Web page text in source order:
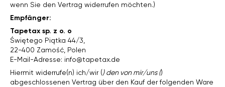
wenn Sie den Vertrag widerrufen möchten.)
Empfänger:
Tapetax sp. z o. o
Świętego Piątka 44/3,
22-400 Zamość, Polen
E-Mail-Adresse: info@tapetax.de
Hiermit widerrufe(n) ich/wir () den von mir/uns ()
abgeschlossenen Vertrag über den Kauf der folgenden Ware